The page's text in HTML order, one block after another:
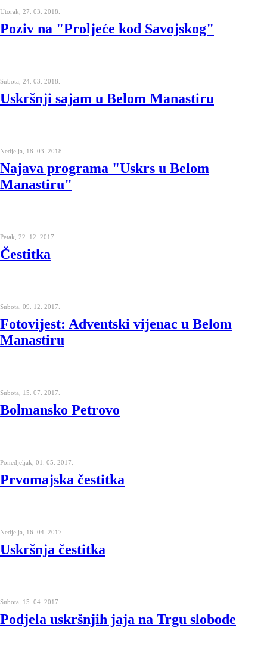
Utorak, 27. 03. 2018.
Poziv na "Proljeće kod Savojskog"
Subota, 24. 03. 2018.
Uskršnji sajam u Belom Manastiru
Nedjelja, 18. 03. 2018.
Najava programa "Uskrs u Belom
Manastiru"
Petak, 22. 12. 2017.
Čestitka
Subota, 09. 12. 2017.
Fotovijest: Adventski vijenac u Belom
Manastiru
Subota, 15. 07. 2017.
Bolmansko Petrovo
Ponedjeljak, 01. 05. 2017.
Prvomajska čestitka
Nedjelja, 16. 04. 2017.
Uskršnja čestitka
Subota, 15. 04. 2017.
Podjela uskršnjih jaja na Trgu slobode